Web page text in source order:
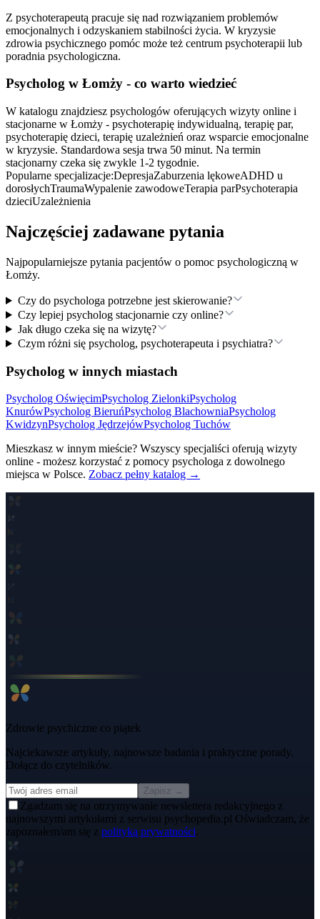
Z psychoterapeutą pracuje się nad rozwiązaniem problemów
emocjonalnych i odzyskaniem stabilności życia. W kryzysie
zdrowia psychicznego pomóc może też centrum psychoterapii lub
poradnia psychologiczna.
Psycholog w Łomży - co warto wiedzieć
W katalogu znajdziesz psychologów oferujących wizyty online i
stacjonarne w Łomży - psychoterapię indywidualną, terapię par,
psychoterapię dzieci, terapię uzależnień oraz wsparcie emocjonalne
w kryzysie. Standardowa sesja trwa 50 minut. Na termin
stacjonarny czeka się zwykle 1-2 tygodnie.
Popularne specjalizacje:DepresjaZaburzenia lękoweADHD u
dorosłychTraumaWypalenie zawodoweTerapia parPsychoterapia
dzieciUzależnienia
Najczęściej zadawane pytania
Najpopularniejsze pytania pacjentów o pomoc psychologiczną w
Łomży.
Czy do psychologa potrzebne jest skierowanie?
Czy lepiej psycholog stacjonarnie czy online?
Jak długo czeka się na wizytę?
Czym różni się psycholog, psychoterapeuta i psychiatra?
Psycholog w innych miastach
Psycholog OświęcimPsycholog ZielonkiPsycholog
KnurówPsycholog BieruńPsycholog BlachowniaPsycholog
KwidzynPsycholog JędrzejówPsycholog Tuchów
Mieszkasz w innym mieście? Wszyscy specjaliści oferują wizyty
online - możesz korzystać z pomocy psychologa z dowolnego
miejsca w Polsce. Zobacz pełny katalog →
Zdrowie psychiczne co piątek
Najciekawsze artykuły, najnowsze badania i praktyczne porady.
Dołącz do czytelników.
Zapisz →
Zgadzam się na otrzymywanie newslettera redakcyjnego z
najnowszymi artykułami z serwisu psychopedia.pl Oświadczam, że
zapoznałem/am się z polityką prywatności.